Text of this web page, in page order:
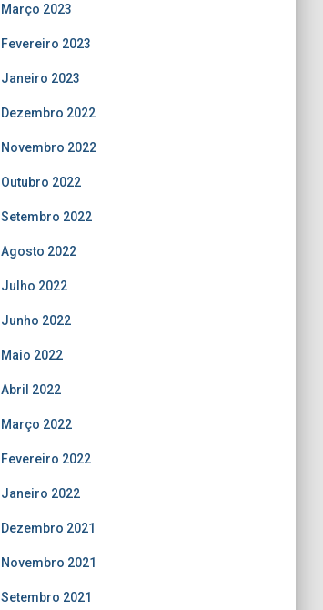
Março 2023
Fevereiro 2023
Janeiro 2023
Dezembro 2022
Novembro 2022
Outubro 2022
Setembro 2022
Agosto 2022
Julho 2022
Junho 2022
Maio 2022
Abril 2022
Março 2022
Fevereiro 2022
Janeiro 2022
Dezembro 2021
Novembro 2021
Setembro 2021